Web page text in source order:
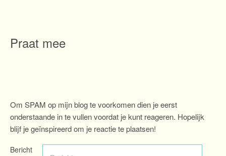
Praat mee
Om SPAM op mijn blog te voorkomen dien je eerst
onderstaande in te vullen voordat je kunt reageren. Hopelijk
blijf je geïnspireerd om je reactie te plaatsen!
Bericht